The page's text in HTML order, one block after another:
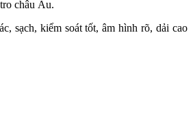
châu Âu.
sạch, kiểm soát tốt, âm hình rõ, dải cao